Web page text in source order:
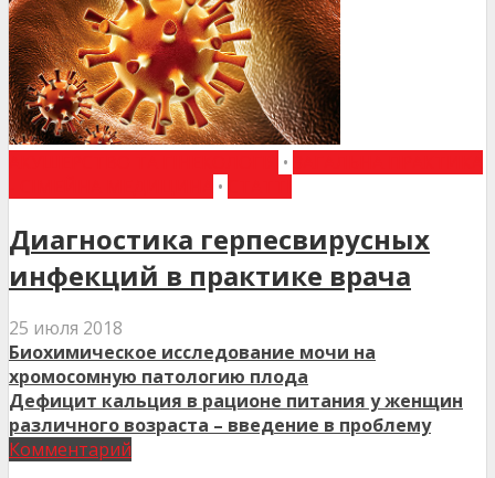
•
•
Диагностика герпесвирусных
инфекций в практике врача
25 июля 2018
Биохимическое исследование мочи на
хромосомную патологию плода
Дефицит кальция в рационе питания у женщин
различного возраста – введение в проблему
Комментарий